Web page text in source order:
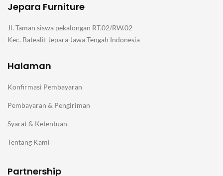
Jepara Furniture
Jl. Taman siswa pekalongan RT.02/RW.02
Kec. Batealit Jepara Jawa Tengah Indonesia
Halaman
Konfirmasi Pembayaran
Pembayaran & Pengiriman
Syarat & Ketentuan
Tentang Kami
Partnership